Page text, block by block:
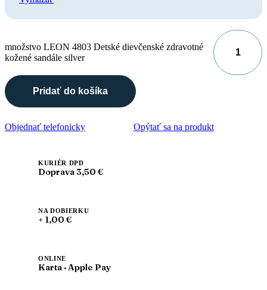
množstvo LEON 4803 Detské dievčenské zdravotné
kožené sandále silver
Pridať do košíka
Objednať telefonicky Opýtať sa na produkt
KURIÉR DPD
Doprava 3,50 €
NA DOBIERKU
+ 1,00 €
ONLINE
Karta · Apple Pay